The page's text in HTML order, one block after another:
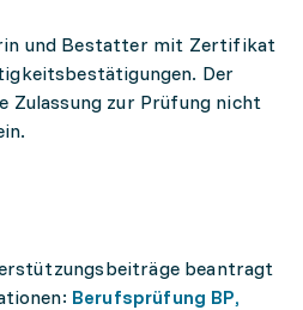
und Bestatter mit Zertifikat
Der
Zulassung zur Prüfung nicht
beantragt
Berufsprüfung BP,